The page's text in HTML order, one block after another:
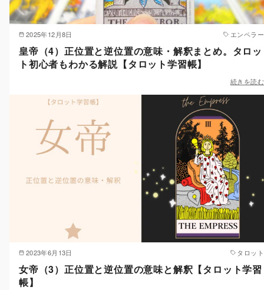
2025年12月8日 エンペラー
皇帝（4）正位置と逆位置の意味・解釈まとめ。タロッ
ト初心者もわかる解説【タロット学習帳】
続きを読む
2023年6月13日 タロット
女帝（3）正位置と逆位置の意味と解釈【タロット学習
帳】